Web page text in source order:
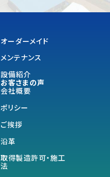
オーダーメイド
メンテナンス
設備紹介
お客さまの声
会社概要
ポリシー
ご挨拶
沿革
取得製造許可・施工
法